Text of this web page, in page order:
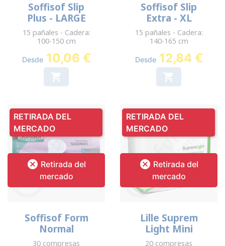
Soffisof Slip
Plus - LARGE
15 pañales - Cadera:
100-150 cm
Desde 10,06 €

Soffisof Slip
Extra - XL
15 pañales - Cadera:
140-165 cm
Desde 12,84 €

 Retirada del
mercado
Soffisof Form
Normal
30 compresas
RETIRADA DEL
MERCADO
 Retirada del
mercado
Lille Suprem
Light Mini
20 compresas
RETIRADA DEL
MERCADO